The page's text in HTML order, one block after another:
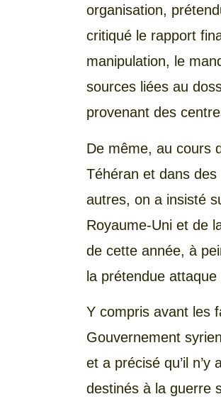
organisation,
critiqué le rapport
manipulation, le
sources liées au
provenant des
De même, au cours
Téhéran et dans
autres, on a insisté
Royaume-Uni et de
de cette année, à
la prétendue attaque
Y compris avant les
Gouvernement
et a précisé qu’il
destinés à la guerre